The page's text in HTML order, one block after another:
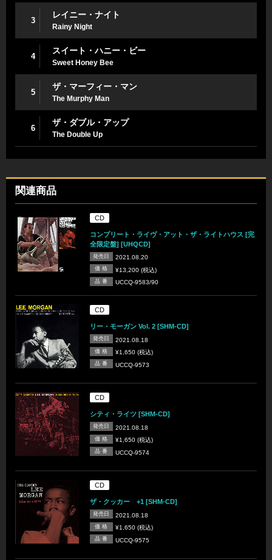
3
レイニー・ナイト
Rainy Night
4
スイート・ハニー・ビー
Sweet Honey Bee
5
ザ・マーフィー・マン
The Murphy Man
6
ザ・ダブル・アップ
The Double Up
関連商品
CD
コンプリート・ライヴ・アット・ザ・ライトハウス [完
全限定盤] [UHQCD]
発売日 2021.08.20
価 格 ¥13,200 (税込)
品 番 UCCQ-9583/90
CD
リー・モーガン Vol. 2 [SHM-CD]
発売日 2021.08.18
価 格 ¥1,650 (税込)
品 番 UCCQ-9573
CD
シティ・ライツ [SHM-CD]
発売日 2021.08.18
価 格 ¥1,650 (税込)
品 番 UCCQ-9574
CD
ザ・クッカー +1 [SHM-CD]
発売日 2021.08.18
価 格 ¥1,650 (税込)
品 番 UCCQ-9575